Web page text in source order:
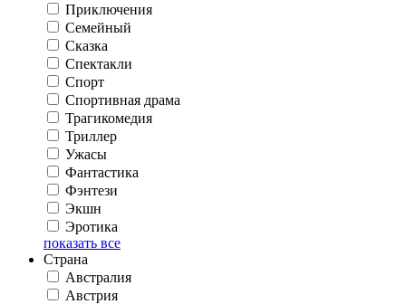
Приключения
Семейный
Сказка
Спектакли
Спорт
Спортивная драма
Трагикомедия
Триллер
Ужасы
Фантастика
Фэнтези
Экшн
Эротика
показать все
Страна
Австралия
Австрия